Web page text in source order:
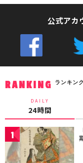
公式アカ
RANKING ランキン
DAILY
24時間
1